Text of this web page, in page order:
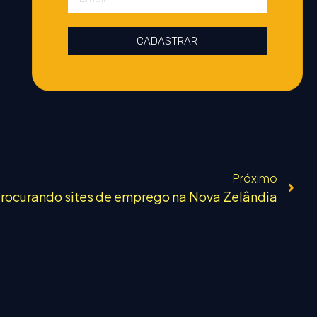
CADASTRAR
Próximo
sites de emprego na Nova Zelândia